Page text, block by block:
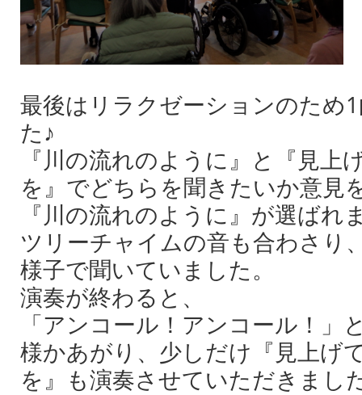
最後はリラクゼーションのため
た♪
『川の流れのように』と『見上
を』でどちらを聞きたいか意見
『川の流れのように』が選ばれ
ツリーチャイムの音も合わさり
様子で聞いていました。
演奏が終わると、
「アンコール！アンコール！」
様かあがり、少しだけ『見上げ
を』も演奏させていただきまし